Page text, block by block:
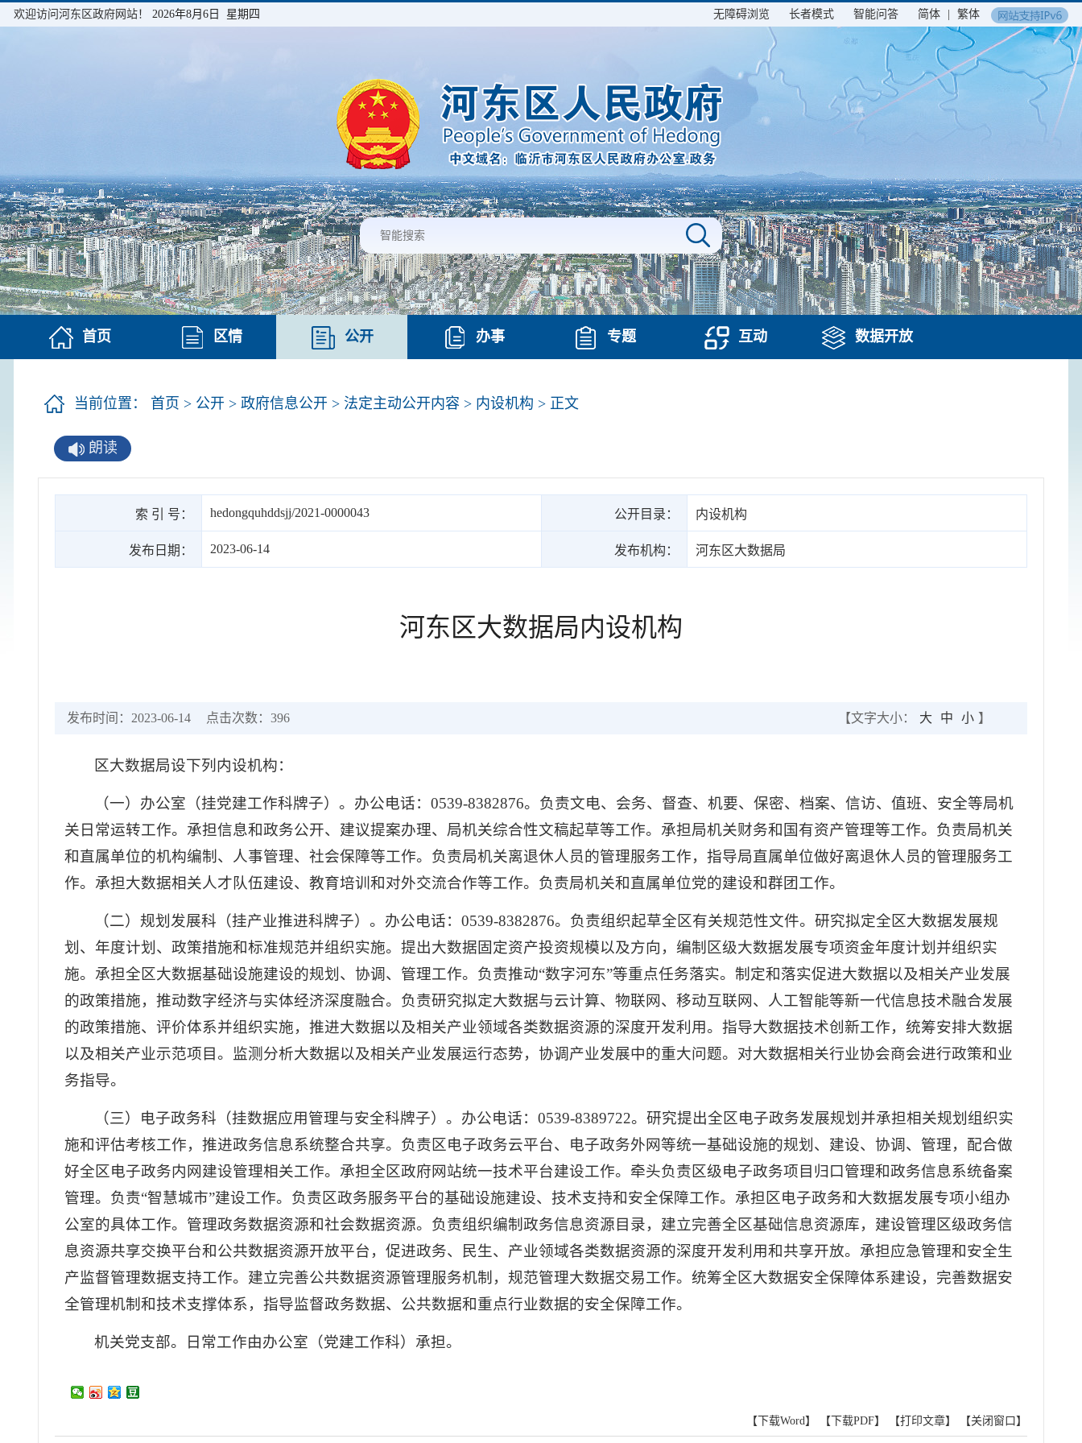
欢迎访问河东区政府网站！ 2026年8月6日 星期四 无障碍浏览 长者模式 智能问答 简体 繁体
首页 区情 公开 办事 专题 互动 数据开放
当前位置： 首页 > 公开 > 政府信息公开 > 法定主动公开内容 > 内设机构 > 正文
朗读
索 引 号： hedongquhddsjj/2021-0000043 公开目录： 内设机构
发布日期： 2023-06-14 发布机构： 河东区大数据局
河东区大数据局内设机构
发布时间：2023-06-14 点击次数： 396 【文字大小： 大 中 小 】
区大数据局设下列内设机构：
（一）办公室（挂党建工作科牌子）。办公电话：0539-8382876。负责文电、会务、督查、机要、保密、档案、信访、值班、安全等局机
关日常运转工作。承担信息和政务公开、建议提案办理、局机关综合性文稿起草等工作。承担局机关财务和国有资产管理等工作。负责局机关
和直属单位的机构编制、人事管理、社会保障等工作。负责局机关离退休人员的管理服务工作，指导局直属单位做好离退休人员的管理服务工
作。承担大数据相关人才队伍建设、教育培训和对外交流合作等工作。负责局机关和直属单位党的建设和群团工作。
（二）规划发展科（挂产业推进科牌子）。 办公电话：0539-8382876。 负责组织起草全区有关规范性文件。研究拟定全区大数据发展规
划、年度计划、政策措施和标准规范并组织实施。提出大数据固定资产投资规模以及方向，编制区级大数据发展专项资金年度计划并组织实
施。承担全区大数据基础设施建设的规划、协调、管理工作。负责推动“数字河东”等重点任务落实。制定和落实促进大数据以及相关产业发展
的政策措施，推动数字经济与实体经济深度融合。负责研究拟定大数据与云计算、物联网、移动互联网、人工智能等新一代信息技术融合发展
的政策措施、评价体系并组织实施，推进大数据以及相关产业领域各类数据资源的深度开发利用。指导大数据技术创新工作，统筹安排大数据
以及相关产业示范项目。监测分析大数据以及相关产业发展运行态势，协调产业发展中的重大问题。对大数据相关行业协会商会进行政策和业
务指导。
（三）电子政务科（挂数据应用管理与安全科牌子）。 办公电话：0539-8389722。研究提出全区电子政务发展规划并承担相关规划组织实
施和评估考核工作，推进政务信息系统整合共享。负责区电子政务云平台、电子政务外网等统一基础设施的规划、建设、协调、管理，配合做
好全区电子政务内网建设管理相关工作。承担全区政府网站统一技术平台建设工作。牵头负责区级电子政务项目归口管理和政务信息系统备案
管理。负责“智慧城市”建设工作。负责区政务服务平台的基础设施建设、技术支持和安全保障工作。承担区电子政务和大数据发展专项小组办
公室的具体工作。管理政务数据资源和社会数据资源。负责组织编制政务信息资源目录，建立完善全区基础信息资源库，建设管理区级政务信
息资源共享交换平台和公共数据资源开放平台，促进政务、民生、产业领域各类数据资源的深度开发利用和共享开放。承担应急管理和安全生
产监督管理数据支持工作。建立完善公共数据资源管理服务机制，规范管理大数据交易工作。统筹全区大数据安全保障体系建设，完善数据安
全管理机制和技术支撑体系，指导监督政务数据、公共数据和重点行业数据的安全保障工作。
机关党支部。日常工作由办公室（党建工作科）承担。
【下载Word】 【下载PDF】 【打印文章】 【关闭窗口】